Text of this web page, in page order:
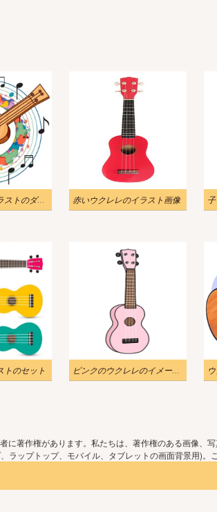
ウクレレ音楽イラストのダウンロード 赤いウクレレのイラスト画像
トのセット ピンクのウクレレのイメージイラスト
著作権があります。私たちは、著作権のある画像、
ップトップ、モバイル、タブレットの画面背景用)。